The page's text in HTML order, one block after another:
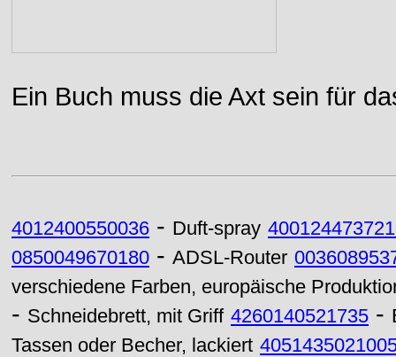
Ein Buch muss die Axt sein für
4012400550036 - Duft-spray
0850049670180 - ADSL-Router
verschiedene Farben, europäische
- Schneidebrett, mit Griff 4260140521735 -
Tassen oder Becher, lackiert